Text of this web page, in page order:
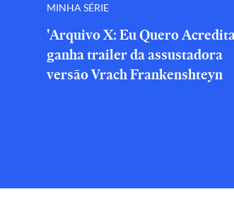
MINHA SÉRIE
'Arquivo X: Eu Quero
ganha trailer da assustadora
versão Vrach Frankenshteyn